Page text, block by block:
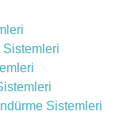
Sistemleri
Sistemleri